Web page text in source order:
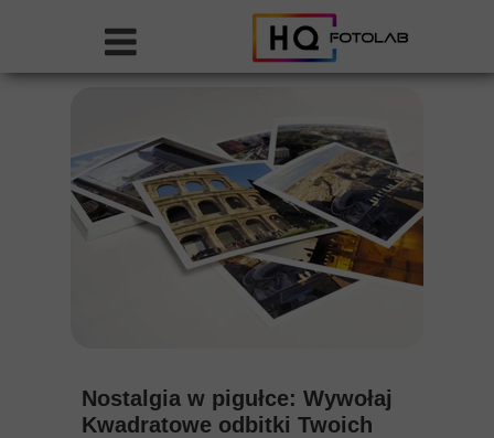
Nostalgia w pigułce: Wywołaj
Kwadratowe odbitki Twoich